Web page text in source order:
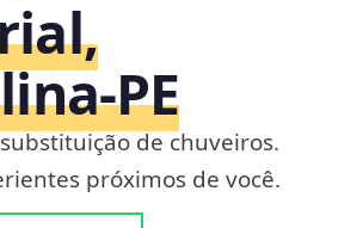
de chuveiros.
próximos de você.